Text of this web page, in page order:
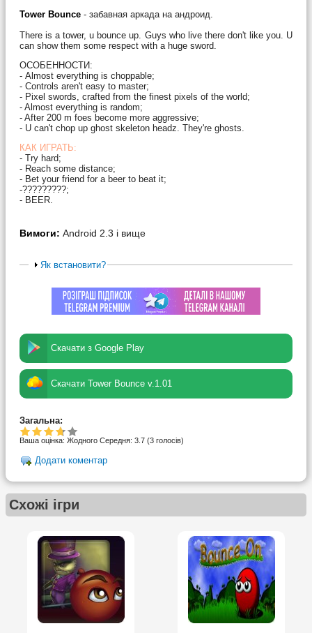
Tower Bounce - забавная аркада на андроид.
There is a tower, u bounce up. Guys who live there don't like you. U
can show them some respect with a huge sword.
ОСОБЕННОСТИ:
- Almost everything is choppable;
- Controls aren't easy to master;
- Pixel swords, crafted from the finest pixels of the world;
- Almost everything is random;
- After 200 m foes become more aggressive;
- U can't chop up ghost skeleton headz. They're ghosts.
КАК ИГРАТЬ:
- Try hard;
- Reach some distance;
- Bet your friend for a beer to beat it;
-?????????;
- BEER.
Вимоги: Android 2.3 і вище
Як встановити?
Скачати з Google Play
Скачати Tower Bounce v.1.01
Загальна:
Ваша оцінка: Жодного Середня: 3.7 (3 голосів)
Додати коментар
Схожі ігри